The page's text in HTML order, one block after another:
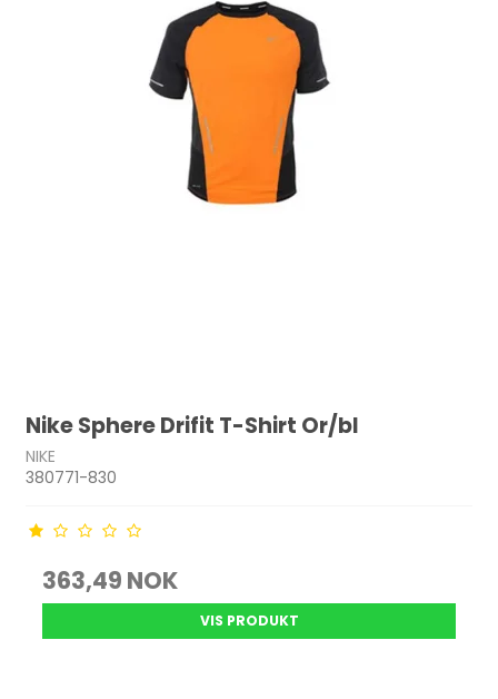
Nike Sphere Drifit T-Shirt Or/bl
NIKE
380771-830
363,49 NOK
VIS PRODUKT